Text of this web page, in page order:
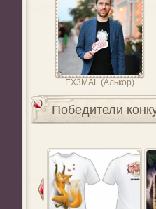
EX3MAL (Алькор)
Победители